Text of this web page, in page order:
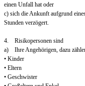
einen Unfall hat oder
c) sich die Ankunft aufgrund
Stunden verzögert.
4. Risikopersonen sind
a) Ihre Angehörigen, dazu
• Kinder
• Eltern
• Geschwister